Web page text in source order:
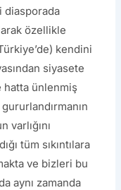
diasporada
özellikle
kendini
siyasete
hatta ünlenmiş
varlığını
tüm sıkıntılara
ve bizleri bu
aynı zamanda